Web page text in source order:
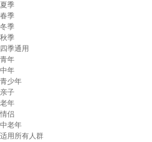
夏季
春季
冬季
秋季
四季通用
青年
中年
青少年
亲子
老年
情侣
中老年
适用所有人群